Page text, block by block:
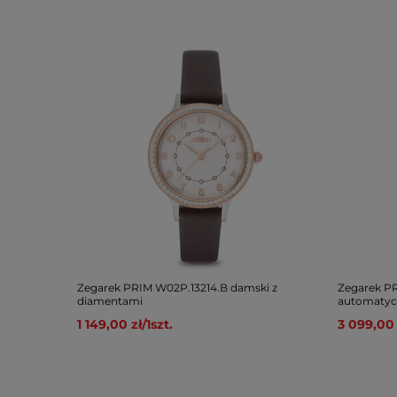
Zegarek PRIM W02P.13214.B damski z
diamentami
1 149,00 zł/1szt.
Zegarek
3 099,00